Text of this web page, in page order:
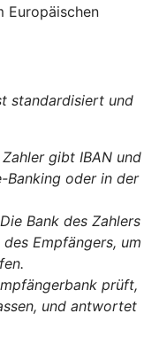
Europäischen
standardisiert und
gibt IBAN und
Banking oder in der
Bank des Zahlers
Empfängers, um
prüft,
und antwortet